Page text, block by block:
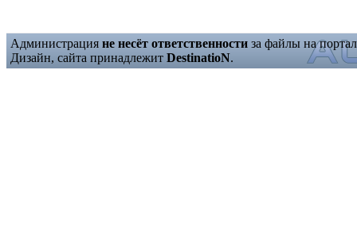
Администрация не несёт ответственности за файлы на
Дизайн, сайта принадлежит DestinatioN.